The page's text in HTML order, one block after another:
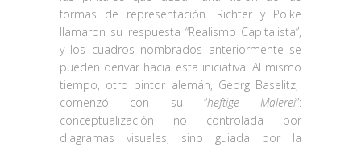
formas de representación. Richter y Polke
llamaron su respuesta “Realismo Capitalista”,
y los cuadros nombrados anteriormente se
pueden derivar hacia esta iniciativa. Al mismo
tiempo, otro pintor alemán, Georg Baselitz,
comenzó con su “heftige Malerei”:
conceptualización no controlada por
diagramas visuales, sino guiada por la